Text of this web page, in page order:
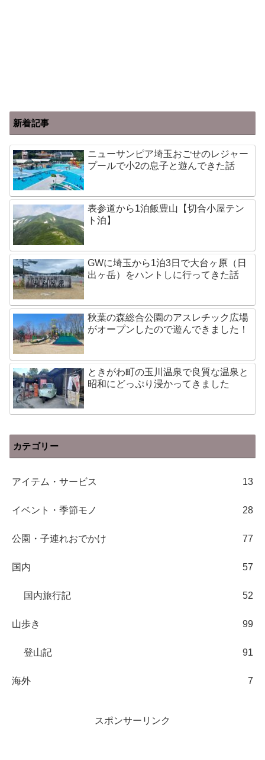
新着記事
ニューサンピア埼玉おごせのレジャー
プールで小2の息子と遊んできた話
表参道から1泊飯豊山【切合小屋テン
ト泊】
GWに埼玉から1泊3日で大台ヶ原（日
出ヶ岳）をハントしに行ってきた話
秋葉の森総合公園のアスレチック広場
がオープンしたので遊んできました！
ときがわ町の玉川温泉で良質な温泉と
昭和にどっぷり浸かってきました
カテゴリー
アイテム・サービス 13
イベント・季節モノ 28
公園・子連れおでかけ 77
国内 57
国内旅行記 52
山歩き 99
登山記 91
海外 7
スポンサーリンク